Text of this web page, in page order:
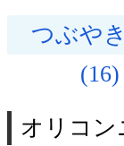
つぶや
(16)
オリコン